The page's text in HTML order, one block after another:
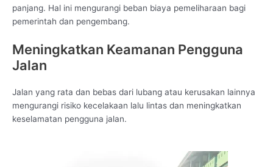
panjang. Hal ini mengurangi beban biaya pemeliharaan bagi
pemerintah dan pengembang.
Meningkatkan Keamanan Pengguna
Jalan
Jalan yang rata dan bebas dari lubang atau kerusakan lainnya
mengurangi risiko kecelakaan lalu lintas dan meningkatkan
keselamatan pengguna jalan.